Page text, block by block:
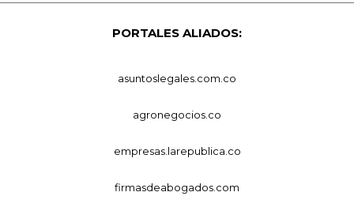
PORTALES ALIADOS:
asuntoslegales.com.co
agronegocios.co
empresas.larepublica.co
firmasdeabogados.com